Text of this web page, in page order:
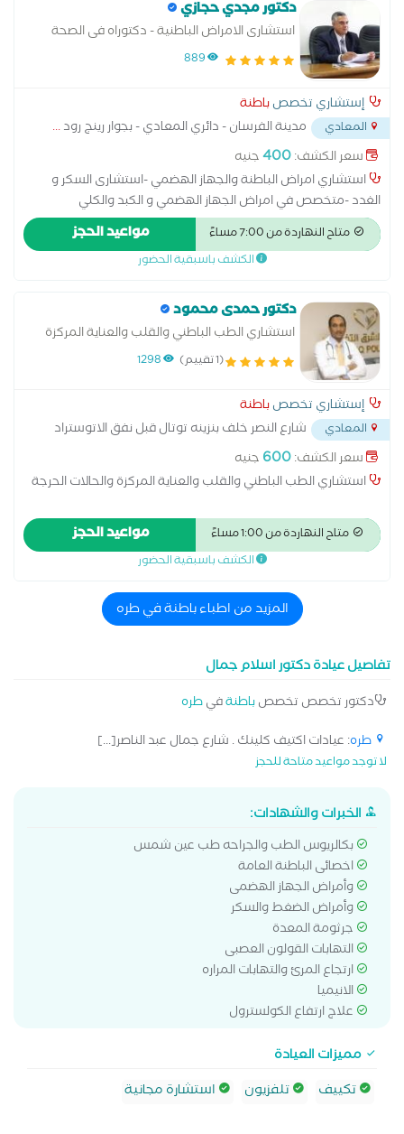
دكتور مجدي حجازي
استشارى الامراض الباطنية - دكتوراه فى الصحة
العامة
889
إستشاري تخصصباطنة
المعادي مدينة الفرسان - دائري المعادي - بجوار رينج رود...
سعر الكشف:400جنيه
استشاري امراض الباطنة والجهاز الهضمي -استشارى السكر و
الغدد -متخصص في امراض الجهاز الهضمي و الكبد والكلي
متاح النهاردة من 7:00 مساءً مواعيد الحجز
الكشف باسبقية الحضور
دكتور حمدى محمود
استشاري الطب الباطني والقلب والعناية المركزة
والحالات الحرجة
(1 تقييم) 1298
إستشاري تخصصباطنة
المعادي
شارع النصر خلف بنزينه توتال قبل نفق الاتوستراد
سعر الكشف:600 جنيه
استشاري الطب الباطني والقلب والعناية المركزة والحالات الحرجة
متاح النهاردة من 1:00 مساءً مواعيد الحجز
الكشف باسبقية الحضور
المزيد من اطباء باطنة في طره
تفاصيل عيادة دكتور اسلام جمال
دكتور تخصص تخصصباطنةفيطره
طره: عيادات اكتيف كلينك . شارع جمال عبد الناصر[...]
لا توجد مواعيد متاحة للحجز
الخبرات والشهادات:
بكالريوس الطب والجراحه طب عين شمس
اخصائى الباطنة العامة
وأمراض الجهاز الهضمى
وأمراض الضغط والسكر
جرثومة المعدة
التهابات القولون العصبى
ارتجاع المرئ والتهابات المراره
الانيميا
علاج ارتفاع الكولسترول
مميزات العيادة
تكييف
تلفزيون استشارة مجانية